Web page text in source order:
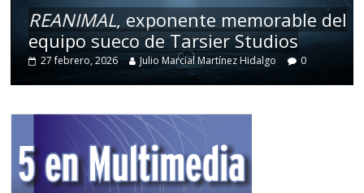
REANIMAL, exponente memorable del
equipo sueco de Tarsier Studios
27 febrero, 2026 Julio Marcial Martínez Hidalgo 0